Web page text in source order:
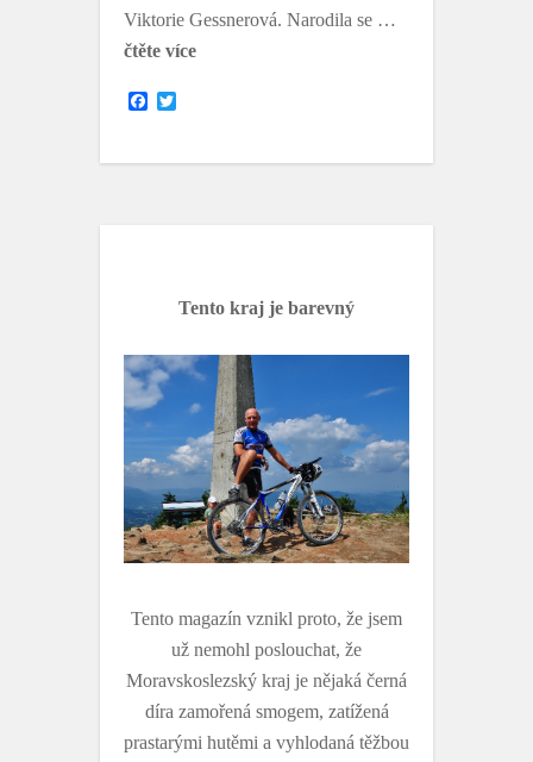
Viktorie Gessnerová. Narodila se …
čtěte více
F
Tento kraj je barevný
Tento magazín vznikl proto, že jsem
už nemohl poslouchat, že
Moravskoslezský kraj je nějaká černá
díra zamořená smogem, zatížená
prastarými hutěmi a vyhlodaná těžbou